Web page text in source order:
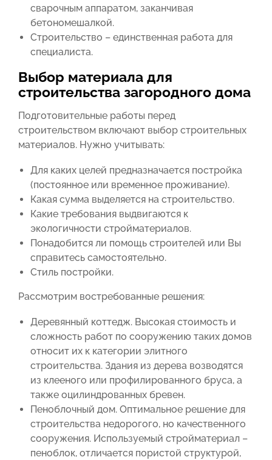
сварочным аппаратом, заканчивая
бетономешалкой.
Строительство – единственная работа для
специалиста.
Выбор материала для
строительства загородного дома
Подготовительные работы перед
строительством включают выбор строительных
материалов. Нужно учитывать:
Для каких целей предназначается постройка
(постоянное или временное проживание).
Какая сумма выделяется на строительство.
Какие требования выдвигаются к
экологичности стройматериалов.
Понадобится ли помощь строителей или Вы
справитесь самостоятельно.
Стиль постройки.
Рассмотрим востребованные решения:
Деревянный коттедж. Высокая стоимость и
сложность работ по сооружению таких домов
относит их к категории элитного
строительства. Здания из дерева возводятся
из клееного или профилированного бруса, а
также оцилиндрованных бревен.
Пеноблочный дом. Оптимальное решение для
строительства недорогого, но качественного
сооружения. Используемый стройматериал –
пеноблок, отличается пористой структурой,